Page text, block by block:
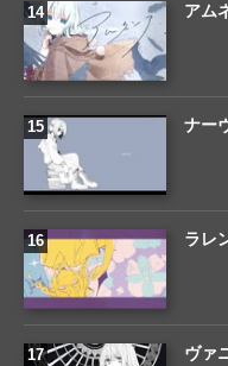
アム
ナー
ラレ
ヴァ